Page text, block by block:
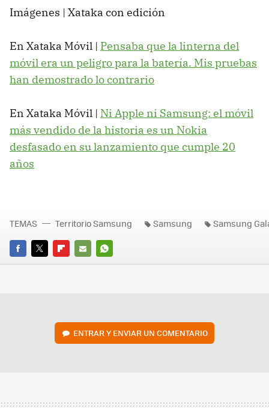
Imágenes | Xataka con edición
En Xataka Móvil | Pensaba que la linterna del
móvil era un peligro para la batería. Mis pruebas
han demostrado lo contrario
En Xataka Móvil | Ni Apple ni Samsung: el móvil
más vendido de la historia es un Nokia
desfasado en su lanzamiento que cumple 20
años
FACEBOOK
TWITTERFLIPBOARD
E-
WHATSAPP
TEMAS Territorio Samsung Samsung Samsung
ENTRAR Y ENVIAR UN COMENTARIO